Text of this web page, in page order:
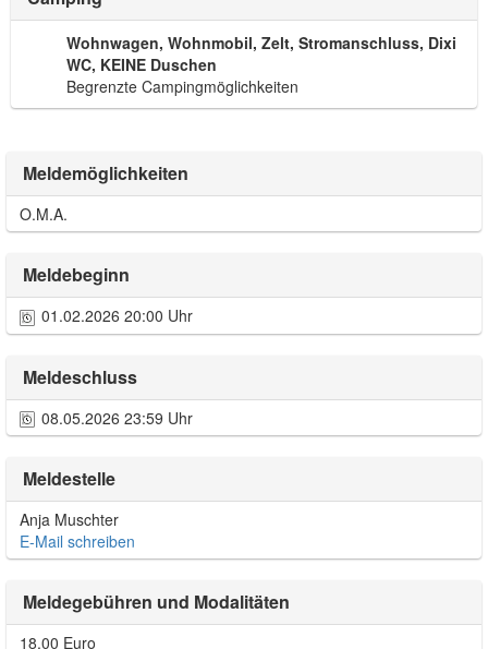
Wohnwagen, Wohnmobil, Zelt, Stromanschluss, Dixi
WC, KEINE Duschen
Begrenzte Campingmöglichkeiten
Meldemöglichkeiten
O.M.A.
Meldebeginn
01.02.2026 20:00 Uhr
Meldeschluss
08.05.2026 23:59 Uhr
Meldestelle
Anja Muschter
E-Mail schreiben
Meldegebühren und Modalitäten
18,00 Euro